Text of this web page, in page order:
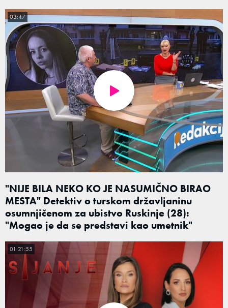
"NIJE BILA NEKO KO JE NASUMIČNO BIRAO
MESTA" Detektiv o turskom državljaninu
osumnjičenom za ubistvo Ruskinje (28):
"Mogao je da se predstavi kao umetnik"
03:47
01:21:55